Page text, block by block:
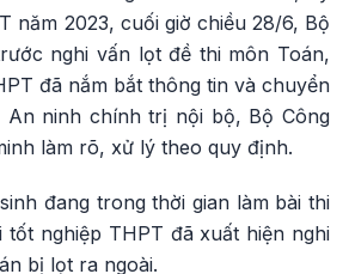
năm 2023, cuối giờ chiều 28/6, Bộ
nghi vấn lọt đề thi môn Toán,
đã nắm bắt thông tin và chuyển
An ninh chính trị nội bộ, Bộ Công
làm rõ, xử lý theo quy định.
đang trong thời gian làm bài thi
tốt nghiệp THPT đã xuất hiện nghi
bị lọt ra ngoài.